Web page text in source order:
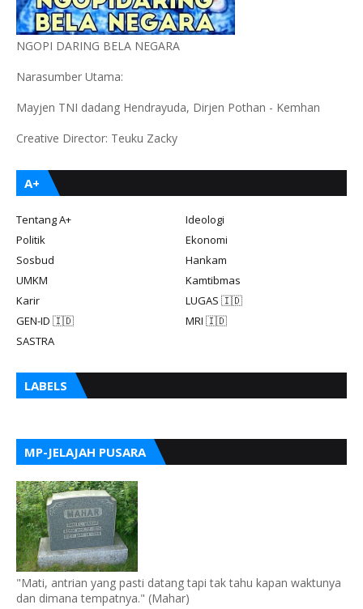
NGOPI DARING BELA NEGARA
Narasumber Utama:
Mayjen TNI dadang Hendrayuda, Dirjen Pothan - Kemhan
Creative Director: Teuku Zacky
A+
Tentang A+
Ideologi
Politik
Ekonomi
Sosbud
Hankam
UMKM
Kamtibmas
Karir
LUGAS 🇮🇩
GEN-ID 🇮🇩
MRI 🇮🇩
SASTRA
LABELS
MP-JELAJAH PUSARA
"Mati, antrian yang pasti datang tapi tak tahu kapan waktunya
dan dimana tempatnya." (Mahar)